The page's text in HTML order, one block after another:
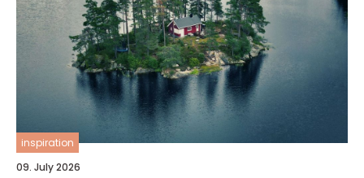
inspiration
09. July 2026